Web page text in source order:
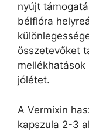
nyújt
bélflóra
összetevőket
jólétet.
A Vermixin
kapszula 2-3